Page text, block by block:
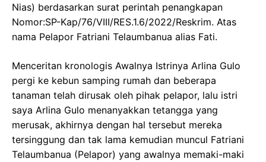
Nias) berdasarkan surat perintah penangkapan
Nomor:SP-Kap/76/VIII/RES.1.6/2022/Reskrim. Atas
nama Pelapor Fatriani Telaumbanua alias Fati.
Menceritan kronologis Awalnya Istrinya Arlina Gulo
pergi ke kebun samping rumah dan beberapa
tanaman telah dirusak oleh pihak pelapor, lalu istri
saya Arlina Gulo menanyakkan tetangga yang
merusak, akhirnya dengan hal tersebut mereka
tersinggung dan tak lama kemudian muncul Fatriani
Telaumbanua (Pelapor) yang awalnya memaki-maki